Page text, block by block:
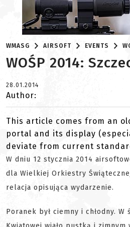
WMASG AIRSOFT EVENTS
WOŚP 2014:
28.01.2014
Author:
This article comes from an
portal and its display
deviate from current
W dniu 12 stycznia 2014
dla Wielkiej Orkiestry
relacja opisująca wydarzenie.
Poranek był ciemny i chłodny.